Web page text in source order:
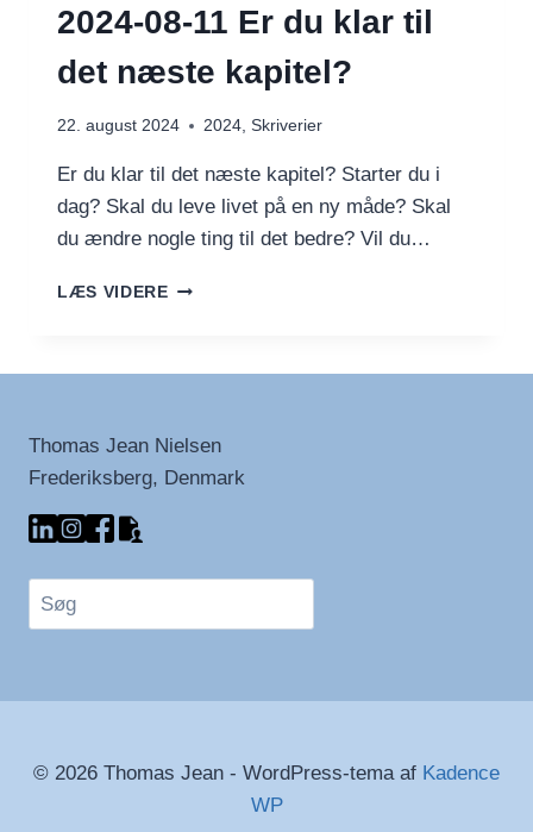
2024-08-11 Er du klar til
det næste kapitel?
22. august 2024 2024, Skriverier
Er du klar til det næste kapitel? Starter du i
dag? Skal du leve livet på en ny måde? Skal
du ændre nogle ting til det bedre? Vil du…
LÆS VIDERE2024-
TIL
NÆSTE
Thomas Jean Nielsen
Frederiksberg, Denmark
Søg
© 2026 Thomas Jean - WordPress-tema af Kadence
WP